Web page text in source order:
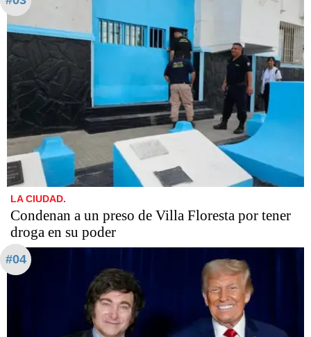
LA CIUDAD.
Condenan a un preso de Villa Floresta por tener
droga en su poder
#04